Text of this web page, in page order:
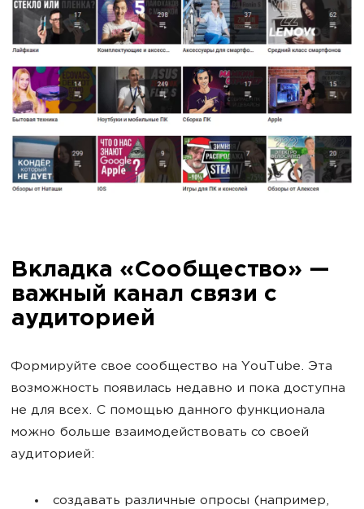
Вкладка «Сообщество» —
важный канал связи с
аудиторией
Формируйте свое сообщество на YouTube. Эта
возможность появилась недавно и пока доступна
не для всех. С помощью данного функционала
можно больше взаимодействовать со своей
аудиторией:
создавать различные опросы (например,